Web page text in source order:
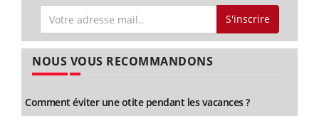
S'inscrire
NOUS VOUS RECOMMANDONS
Comment éviter une otite pendant les vacances ?